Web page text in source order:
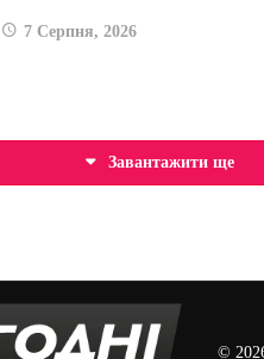
7 Серпня, 2026
Завантажити ще
©